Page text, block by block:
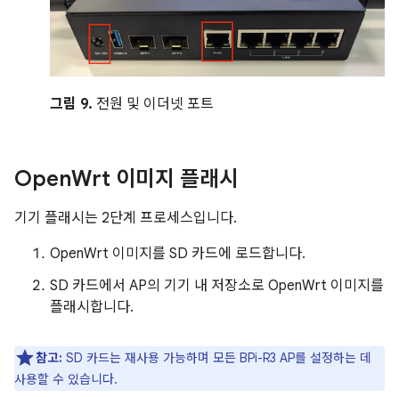
그림 9. 전원 및 이더넷 포트
OpenWrt 이미지 플래시
기기 플래시는 2단계 프로세스입니다.
OpenWrt 이미지를 SD 카드에 로드합니다.
SD 카드에서 AP의 기기 내 저장소로 OpenWrt 이미지를
플래시합니다.
참고: SD 카드는 재사용 가능하며 모든 BPi-R3 AP를 설정하는 데
사용할 수 있습니다.